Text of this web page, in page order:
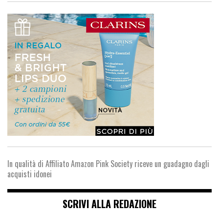
In qualità di Affiliato Amazon Pink Society riceve un guadagno dagli
acquisti idonei
SCRIVI ALLA REDAZIONE